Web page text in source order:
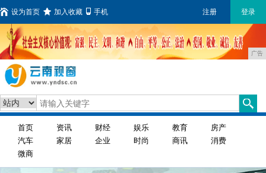
设为首页 加入收藏 手机 注册 登录
广告
首页 资讯 财经 娱乐 教育
房产
汽车
家居 企业 时尚 商讯
消费
微商